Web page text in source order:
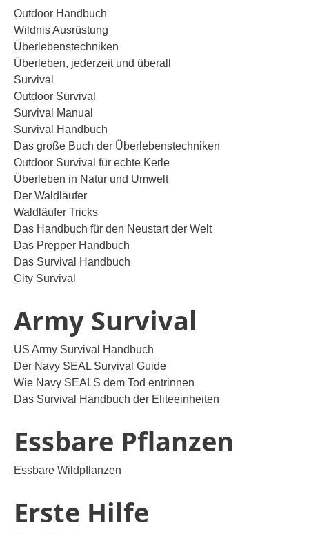
Outdoor Handbuch
Wildnis Ausrüstung
Überlebenstechniken
Überleben, jederzeit und überall
Survival
Outdoor Survival
Survival Manual
Survival Handbuch
Das große Buch der Überlebenstechniken
Outdoor Survival für echte Kerle
Überleben in Natur und Umwelt
Der Waldläufer
Waldläufer Tricks
Das Handbuch für den Neustart der Welt
Das Prepper Handbuch
Das Survival Handbuch
City Survival
Army Survival
US Army Survival Handbuch
Der Navy SEAL Survival Guide
Wie Navy SEALS dem Tod entrinnen
Das Survival Handbuch der Eliteeinheiten
Essbare Pflanzen
Essbare Wildpflanzen
Erste Hilfe